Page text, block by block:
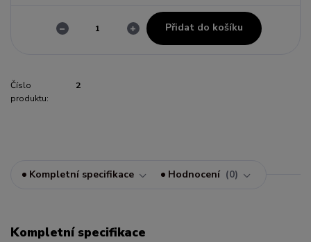
Přidat do košíku
Číslo
produktu:
2
Kompletní specifikace Hodnocení 0
Kompletní specifikace